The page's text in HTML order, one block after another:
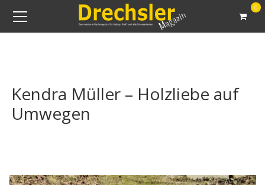
0
Kendra Müller – Holzliebe auf
Umwegen